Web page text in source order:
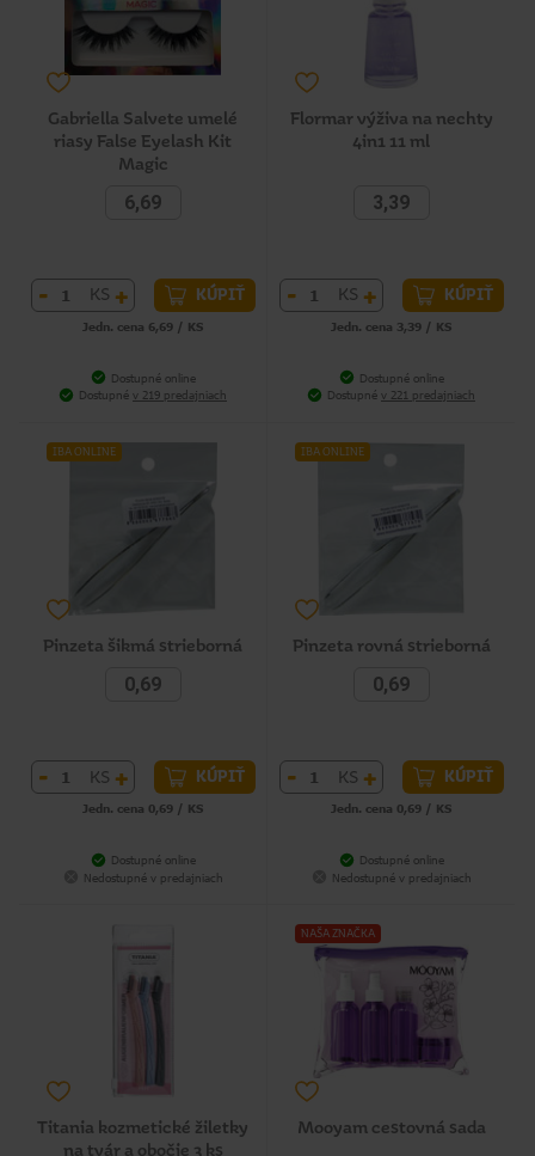
Gabriella Salvete umelé
riasy False Eyelash Kit
Magic
6,69
- KS + KÚPIŤ
Jedn. cena 6,69 / KS
Dostupné online
Dostupné v 219 predajniach
Flormar výživa na nechty
4in1 11 ml
3,39
- KS + KÚPIŤ
Jedn. cena 3,39 / KS
Dostupné online
Dostupné v 221 predajniach
IBA ONLINE
Pinzeta šikmá strieborná
0,69
- KS + KÚPIŤ
Jedn. cena 0,69 / KS
Dostupné online
Nedostupné v predajniach
IBA ONLINE
Pinzeta rovná strieborná
0,69
- KS + KÚPIŤ
Jedn. cena 0,69 / KS
Dostupné online
Nedostupné v predajniach
Titania kozmetické žiletky
na tvár a obočie 3 ks
NAŠA ZNAČKA
Mooyam cestovná sada